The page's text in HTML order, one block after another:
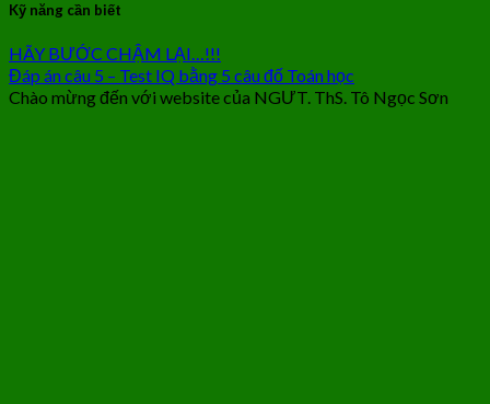
Kỹ năng cần biết
HÃY BƯỚC CHẬM LẠI…!!!
Đáp án câu 5 – Test IQ bằng 5 câu đố Toán học
Chào mừng đến với website của NGƯT. ThS. Tô Ngọc Sơn